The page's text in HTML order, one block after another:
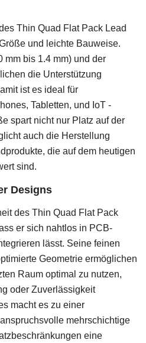
Thin Quad Flat Pack Lead
und leichte Bauweise.
mm bis 1.4 mm) und der
die Unterstützung
ist es ideal für
Tabletten, und IoT -
spart nicht nur Platz auf der
auch die Herstellung
die auf dem heutigen
sind.
Designs
des Thin Quad Flat Pack
er sich nahtlos in PCB-
lässt. Seine feinen
Geometrie ermöglichen
Raum optimal zu nutzen,
oder Zuverlässigkeit
macht es zu einer
mehrschichtige
eine